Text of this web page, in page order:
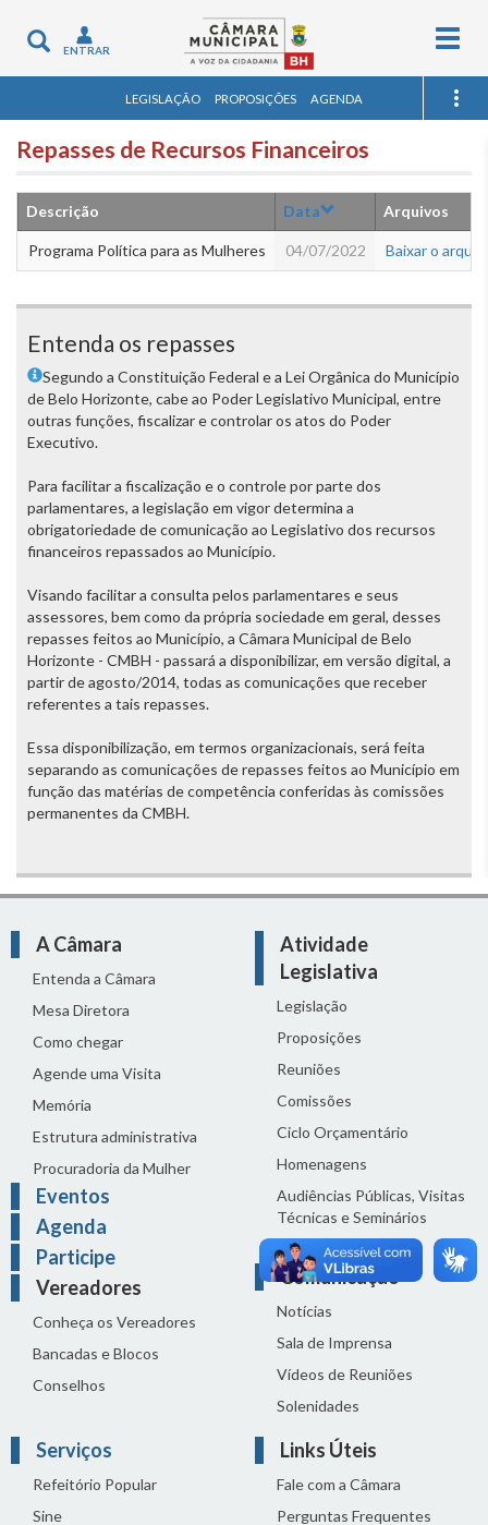
Toggle
navigation
ENTRAR
LEGISLAÇÃO PROPOSIÇÕES AGENDA
Repasses de Recursos Financeiros
Descrição Data Arquivos
Programa Política para as Mulheres 04/07/2022 Baixar o
Entenda os repasses
Segundo a Constituição Federal e a Lei Orgânica do Município
de Belo Horizonte, cabe ao Poder Legislativo Municipal, entre
outras funções, fiscalizar e controlar os atos do Poder
Executivo.
Para facilitar a fiscalização e o controle por parte dos
parlamentares, a legislação em vigor determina a
obrigatoriedade de comunicação ao Legislativo dos recursos
financeiros repassados ao Município.
Visando facilitar a consulta pelos parlamentares e seus
assessores, bem como da própria sociedade em geral, desses
repasses feitos ao Município, a Câmara Municipal de Belo
Horizonte - CMBH - passará a disponibilizar, em versão digital, a
partir de agosto/2014, todas as comunicações que receber
referentes a tais repasses.
Essa disponibilização, em termos organizacionais, será feita
separando as comunicações de repasses feitos ao Município em
função das matérias de competência conferidas às comissões
permanentes da CMBH.
A Câmara
Entenda a Câmara
Mesa Diretora
Como chegar
Agende uma Visita
Memória
Estrutura administrativa
Procuradoria da Mulher
Eventos
Agenda
Participe
Vereadores
Conheça os Vereadores
Bancadas e Blocos
Conselhos
Atividade
Legislativa
Legislação
Proposições
Reuniões
Comissões
Ciclo Orçamentário
Homenagens
Audiências Públicas, Visitas
Técnicas e Seminários
Distribuição do dia
Comunicação
Notícias
Sala de Imprensa
Vídeos de Reuniões
Solenidades
Serviços
Refeitório Popular
Sine
Links Úteis
Fale com a Câmara
Perguntas Frequentes